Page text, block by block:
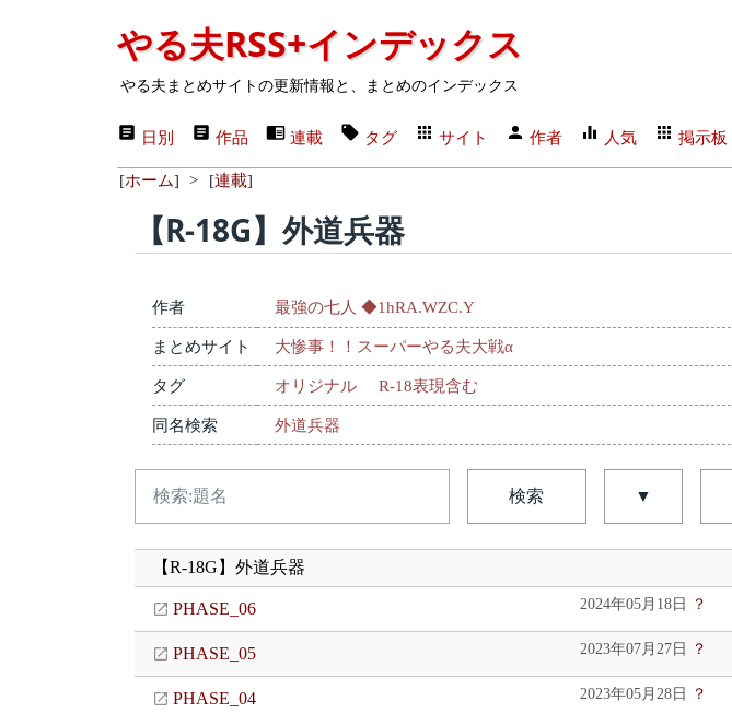
やる夫RSS+インデックス
やる夫まとめサイトの更新情報と、まとめのインデックス
日別 作品 連載 タグ サイト 作者 人気 掲示板
[ホーム] > [連載]
【R-18G】外道兵器
作者 最強の七人 ◆1hRA.WZC.Y
まとめサイト 大惨事！！スーパーやる夫大戦α
タグ オリジナル R-18表現含む
同名検索 外道兵器
検索 ▼
【R-18G】外道兵器
PHASE_06 2024年05月18日 ？
PHASE_05 2023年07月27日 ？
PHASE_04 2023年05月28日 ？